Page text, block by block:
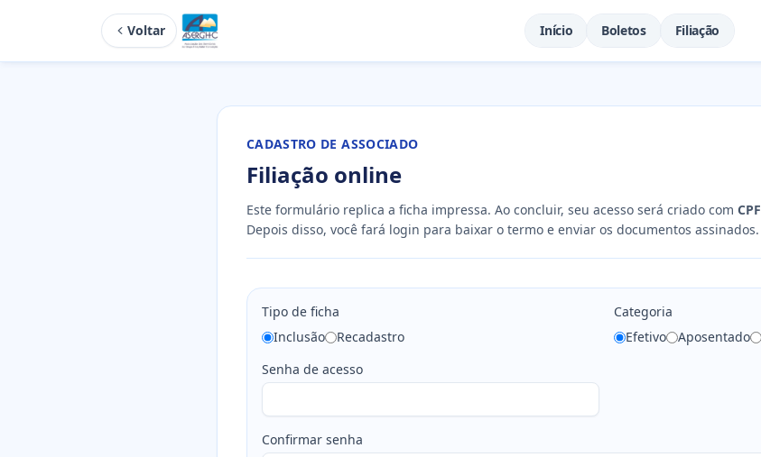
Voltar Início Boletos Filiação
CADASTRO DE ASSOCIADO
Filiação online
Este formulário replica a ficha impressa. Ao concluir, seu acesso será criado com CPF
Depois disso, você fará login para baixar o termo e enviar os documentos assinados.
Tipo de ficha
Inclusão
Recadastro
Categoria
Efetivo
Aposentado
Senha de acesso
Confirmar senha